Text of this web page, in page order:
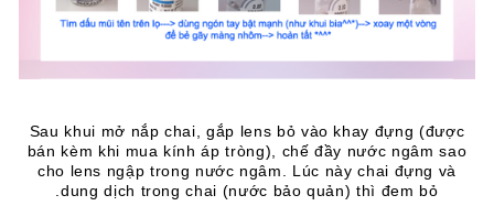
Sau khui mở nắp chai, gắp lens bỏ vào khay đựng (được
bán kèm khi mua kính áp tròng), chế đầy nước ngâm sao
cho lens ngập trong nước ngâm. Lúc này chai đựng và
dung dịch trong chai (nước bảo quản) thì đem bỏ.